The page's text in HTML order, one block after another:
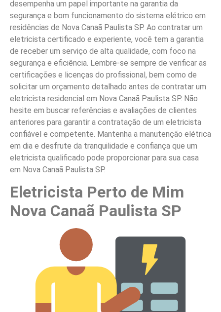
desempenha um papel importante na garantia da
segurança e bom funcionamento do sistema elétrico em
residências de Nova Canaã Paulista SP. Ao contratar um
eletricista certificado e experiente, você tem a garantia
de receber um serviço de alta qualidade, com foco na
segurança e eficiência. Lembre-se sempre de verificar as
certificações e licenças do profissional, bem como de
solicitar um orçamento detalhado antes de contratar um
eletricista residencial em Nova Canaã Paulista SP. Não
hesite em buscar referências e avaliações de clientes
anteriores para garantir a contratação de um eletricista
confiável e competente. Mantenha a manutenção elétrica
em dia e desfrute da tranquilidade e confiança que um
eletricista qualificado pode proporcionar para sua casa
em Nova Canaã Paulista SP.
Eletricista Perto de Mim
Nova Canaã Paulista SP